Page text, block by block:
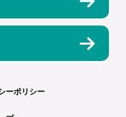
ーポリシー